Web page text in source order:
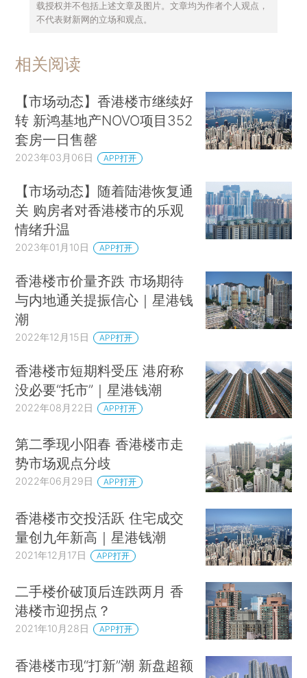
载授权并不包括上述文章及图片。文章均为作者个人观点，
不代表财新网的立场和观点。
相关阅读
【市场动态】香港楼市继续好
转 新鸿基地产NOVO项目352
套房一日售罄
2023年03月06日 APP打开
【市场动态】随着陆港恢复通
关 购房者对香港楼市的乐观
情绪升温
2023年01月10日 APP打开
香港楼市价量齐跌 市场期待
与内地通关提振信心｜星港钱
潮
2022年12月15日 APP打开
香港楼市短期料受压 港府称
没必要“托市”｜星港钱潮
2022年08月22日 APP打开
第二季现小阳春 香港楼市走
势市场观点分歧
2022年06月29日 APP打开
香港楼市交投活跃 住宅成交
量创九年新高｜星港钱潮
2021年12月17日 APP打开
二手楼价破顶后连跌两月 香
港楼市迎拐点？
2021年10月28日 APP打开
香港楼市现“打新”潮 新盘超额